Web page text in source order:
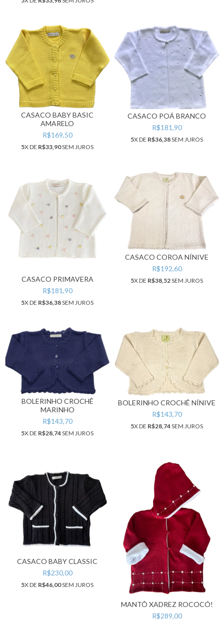
CASACO BABY BASIC
AMARELO
R$169,50
5X DE R$33,90SEM JUROS
CASACO POÁ BRANCO
R$181,90
5X DE R$36,38SEM JUROS
CASACO PRIMAVERA
R$181,90
5X DE R$36,38SEM JUROS
CASACO COROA NÍNIVE
R$192,60
5X DE R$38,52SEM JUROS
BOLERINHO CROCHÊ
MARINHO
R$143,70
5X DE R$28,74SEM JUROS
BOLERINHO CROCHÊ NÍNIVE
R$143,70
5X DE R$28,74SEM JUROS
CASACO BABY CLASSIC
R$230,00
5X DE R$46,00SEM JUROS
MANTÔ XADREZ ROCOCÓ!
R$289,00